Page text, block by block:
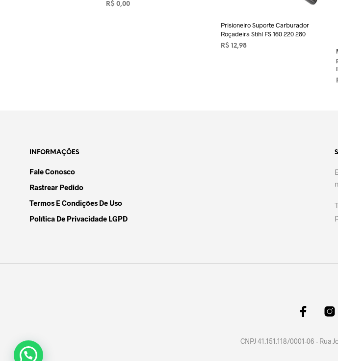
R$ 0,00
Prisioneiro Suporte Carburador
Roçadeira Stihl FS 160 220 280
R$ 12,98
INFORMAÇÕES
Fale Conosco
Rastrear Pedido
Termos E Condições De Uso
Política De Privacidade LGPD
CNPJ 41.151.118/0001-06 - Rua